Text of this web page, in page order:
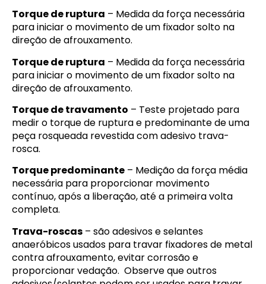
Torque de ruptura – Medida da força necessária
para iniciar o movimento de um fixador solto na
direção de afrouxamento.
Torque de ruptura – Medida da força necessária
para iniciar o movimento de um fixador solto na
direção de afrouxamento.
Torque de travamento – Teste projetado para
medir o torque de ruptura e predominante de uma
peça rosqueada revestida com adesivo trava-
rosca.
Torque predominante – Medição da força média
necessária para proporcionar movimento
contínuo, após a liberação, até a primeira volta
completa.
Trava-roscas – são adesivos e selantes
anaeróbicos usados para travar fixadores de metal
contra afrouxamento, evitar corrosão e
proporcionar vedação. Observe que outros